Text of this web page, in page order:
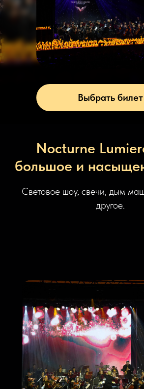
Выбрать билет
Nocturne
большое и
Световое шоу, свечи, дым
другое.